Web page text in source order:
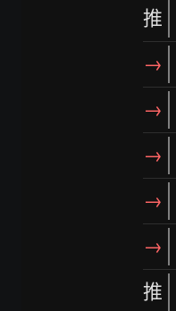
推
→
→
→
→
→
推